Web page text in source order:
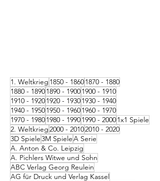
1. Weltkrieg 1850 - 18601870 - 1880
1880 - 18901890 - 19001900 - 1910
1910 - 19201920 - 19301930 - 1940
1940 - 19501950 - 19601960 - 1970
1970 - 19801980 - 19901990 - 20001x1 Spiele
2. Weltkrieg2000 - 20102010 - 2020
3D Spiele3M SpieleA Serie
A. Anton & Co. Leipzig
A. Pichlers Witwe und Sohn
ABC Verlag Georg Reulein
AG für Druck und Verlag Kassel